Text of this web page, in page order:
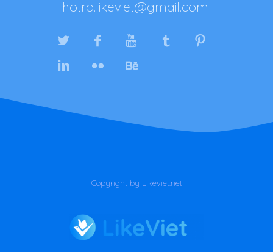
hotro.likeviet@gmail.com
Copyright by Likeviet.net